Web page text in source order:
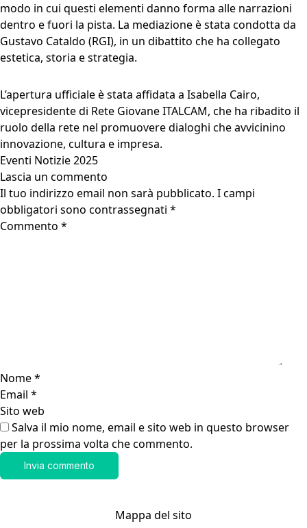
modo in cui questi elementi danno forma alle narrazioni
dentro e fuori la pista. La mediazione è stata condotta da
Gustavo Cataldo (RGI), in un dibattito che ha collegato
estetica, storia e strategia.
L’apertura ufficiale è stata affidata a Isabella Cairo,
vicepresidente di Rete Giovane ITALCAM, che ha ribadito il
ruolo della rete nel promuovere dialoghi che avvicinino
innovazione, cultura e impresa.
Eventi Notizie 2025
Lascia un commento
Il tuo indirizzo email non sarà pubblicato. I campi
obbligatori sono contrassegnati *
Commento *
Nome*
Email *
Sito web
Salva il mio nome, email e sito web in questo browser
per la prossima volta che commento.
Mappa del sito